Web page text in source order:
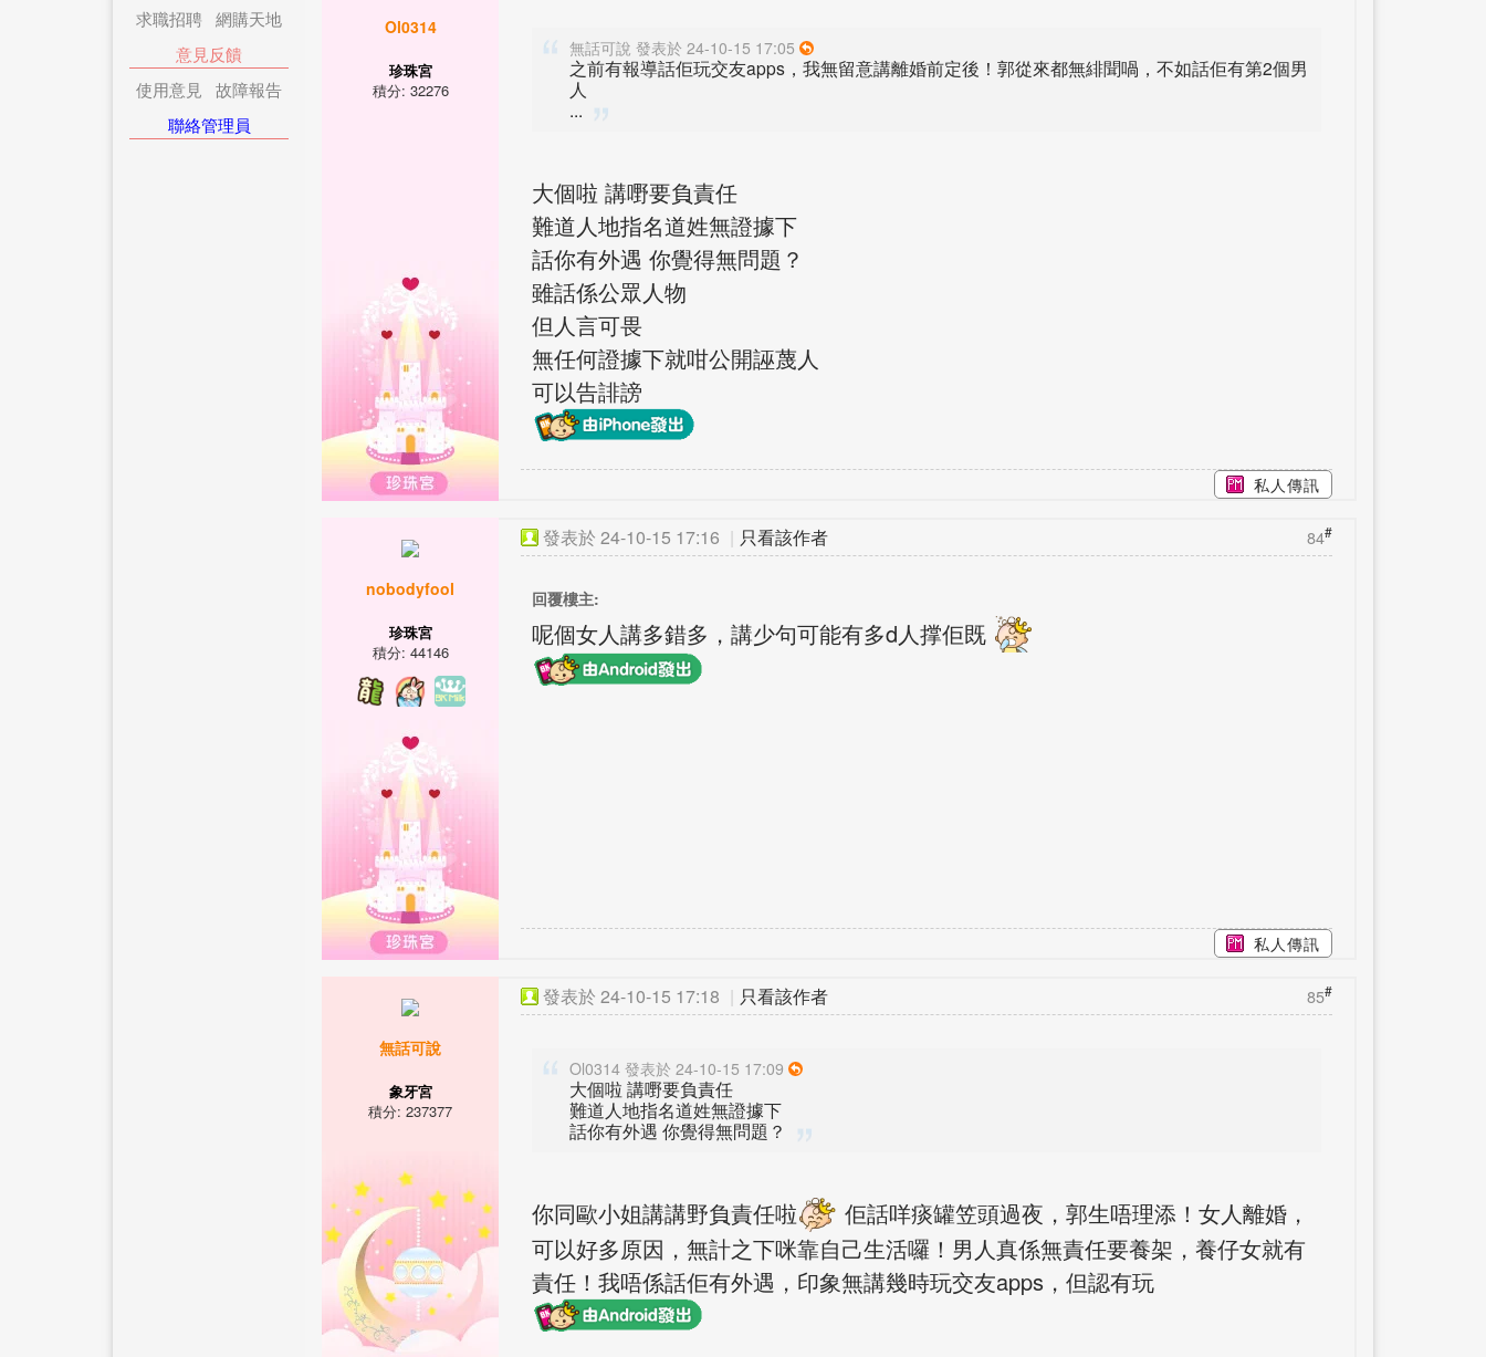
求職招聘
網購天地
意見反饋
使用意見
故障報告
聯絡管理員
Ol0314
珍珠宮
積分: 32276
無話可說 發表於 24-10-15 17:05
之前有報導話佢玩交友apps，我無留意講離婚前定後！郭從來都無緋聞喎，不如話佢有第2個男
人
...
大個啦 講嘢要負責任
難道人地指名道姓無證據下
話你有外遇 你覺得無問題？
雖話係公眾人物
但人言可畏
無任何證據下就咁公開誣蔑人
可以告誹謗
私人傳訊
nobodyfool
珍珠宮
積分: 44146
84#
發表於 24-10-15 17:16 | 只看該作者
回覆樓主:
呢個女人講多錯多，講少句可能有多d人撑佢既
私人傳訊
無話可說
象牙宮
積分: 237377
85#
發表於 24-10-15 17:18 | 只看該作者
Ol0314 發表於 24-10-15 17:09
大個啦 講嘢要負責任
難道人地指名道姓無證據下
話你有外遇 你覺得無問題？
你同歐小姐講講野負責任啦
佢話咩痰罐笠頭過夜，郭生唔理添！女人離婚，
可以好多原因，無計之下咪靠自己生活囉！男人真係無責任要養架，養仔女就有
責任！我唔係話佢有外遇，印象無講幾時玩交友apps，但認有玩